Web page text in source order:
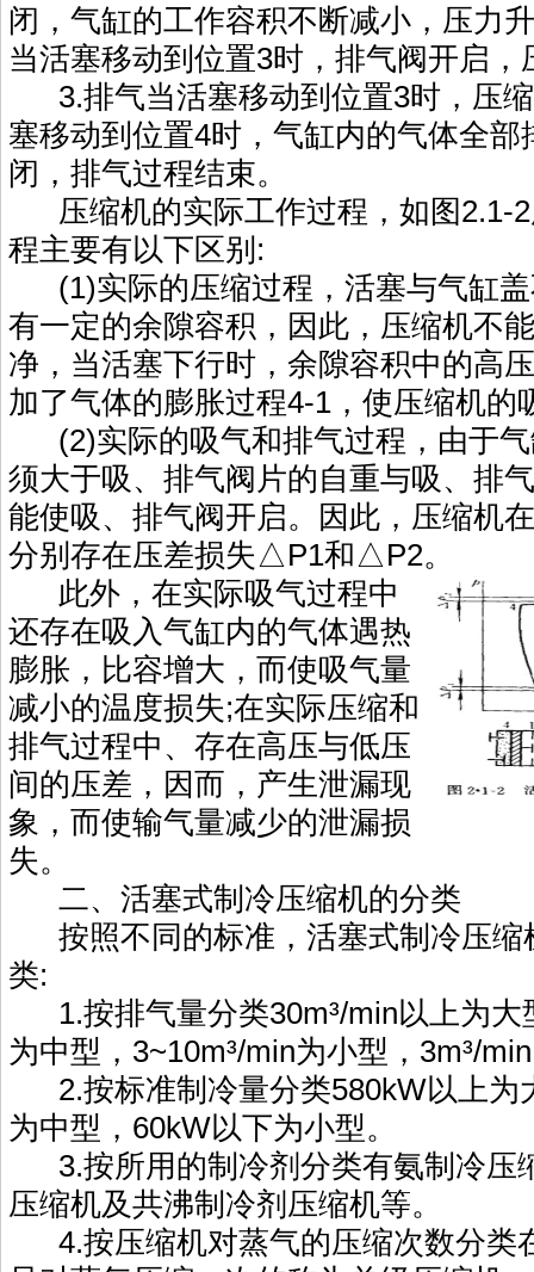
闭，气缸的工作容积不断减小，压力
当活塞移动到位置3时，排气阀开启，
3.排气当活塞移动到位置3时，压
塞移动到位置4时，气缸内的气体全部
闭，排气过程结束。
压缩机的实际工作过程，如图2.1-2
程主要有以下区别:
(1)实际的压缩过程，活塞与气缸盖
有一定的余隙容积，因此，压缩机不
净，当活塞下行时，余隙容积中的高
加了气体的膨胀过程4-1，使压缩机的
(2)实际的吸气和排气过程，由于气
须大于吸、排气阀片的自重与吸、排
能使吸、排气阀开启。因此，压缩机
分别存在压差损失△P1和△P2。
此外，在实际吸气过程中
还存在吸入气缸内的气体遇热
膨胀，比容增大，而使吸气量
减小的温度损失;在实际压缩和
排气过程中、存在高压与低压
间的压差，因而，产生泄漏现
象，而使输气量减少的泄漏损
失。
二、活塞式制冷压缩机的分类
按照不同的标准，活塞式制冷压缩
类:
1.按排气量分类30m³/min以上为大
为中型，3~10m³/min为小型，3m³/
2.按标准制冷量分类580kW以上为
为中型，60kW以下为小型。
3.按所用的制冷剂分类有氨制冷压
压缩机及共沸制冷剂压缩机等。
4.按压缩机对蒸气的压缩次数分类